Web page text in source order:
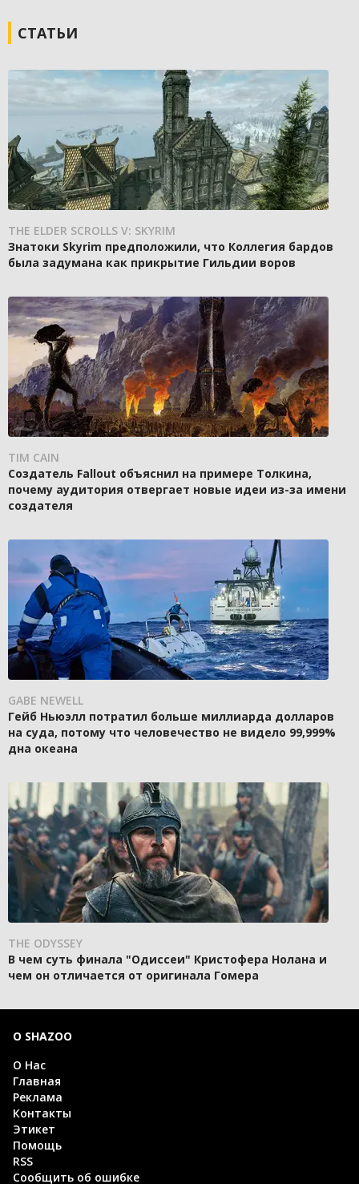
СТАТЬИ
THE ELDER SCROLLS V: SKYRIM
Знатоки Skyrim предположили, что Коллегия бардов
была задумана как прикрытие Гильдии воров
TIM CAIN
Создатель Fallout объяснил на примере Толкина,
почему аудитория отвергает новые идеи из-за имени
создателя
GABE NEWELL
Гейб Ньюэлл потратил больше миллиарда долларов
на суда, потому что человечество не видело 99,999%
дна океана
THE ODYSSEY
В чем суть финала "Одиссеи" Кристофера Нолана и
чем он отличается от оригинала Гомера
О SHAZOO
О Нас
Главная
Реклама
Контакты
Этикет
Помощь
RSS
Сообщить об ошибке